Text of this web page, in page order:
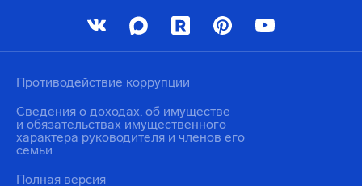
Противодействие коррупции
Сведения о доходах, об имуществе
и обязательствах имущественного
характера руководителя и членов его
семьи
Полная версия